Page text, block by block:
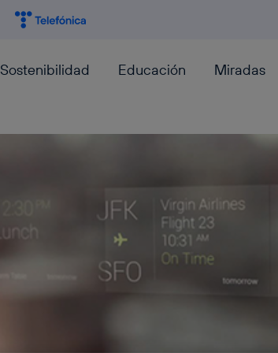
Sostenibilidad Educación
Miradas